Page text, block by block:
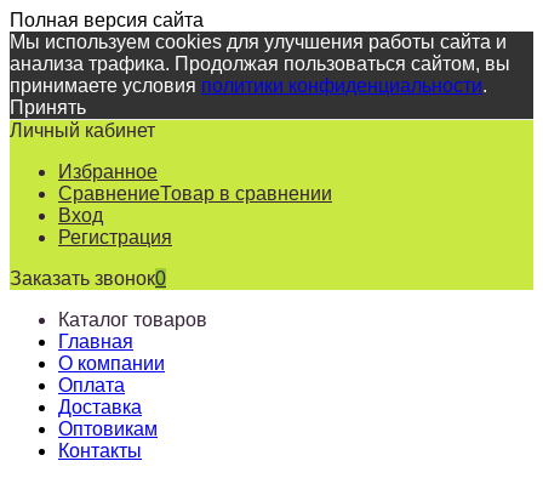
Полная версия сайта
Мы используем cookies для улучшения работы сайта и
анализа трафика. Продолжая пользоваться сайтом, вы
принимаете условия политики конфиденциальности.
Принять
Личный кабинет
Избранное
СравнениеТовар в сравнении
Вход
Регистрация
Заказать звонок0
Каталог товаров
Главная
О компании
Оплата
Доставка
Оптовикам
Контакты